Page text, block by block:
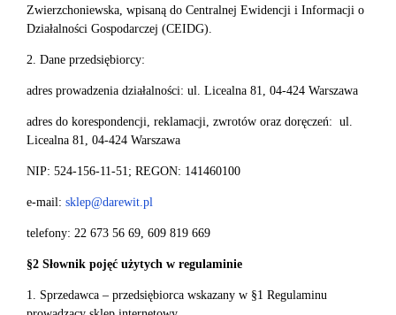
Zwierzchoniewska, wpisaną do Centralnej Ewidencji i Informacji o
Działalności Gospodarczej (CEIDG).
2. Dane przedsiębiorcy:
adres prowadzenia działalności: ul. Licealna 81, 04-424 Warszawa
adres do korespondencji, reklamacji, zwrotów oraz doręczeń: ul.
Licealna 81, 04-424 Warszawa
NIP: 524-156-11-51; REGON: 141460100
e-mail: sklep@darewit.pl
telefony: 22 673 56 69, 609 819 669
§2 Słownik pojęć użytych w regulaminie
1. Sprzedawca – przedsiębiorca wskazany w §1 Regulaminu